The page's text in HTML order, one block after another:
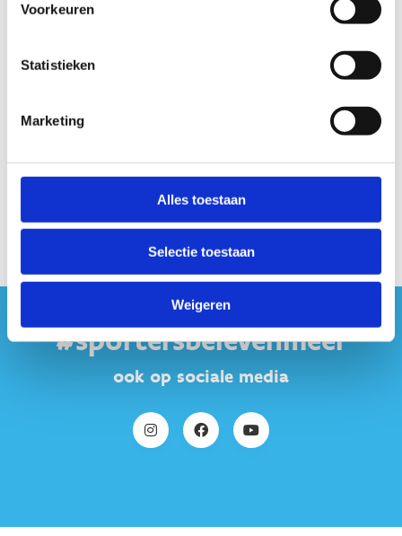
Voorkeuren
Statistieken
Marketing
Alles toestaan
Selectie toestaan
Weigeren
Contacteer
+32 89 86 91
Stuur een
#sportersbelevenmeer
ook op sociale media